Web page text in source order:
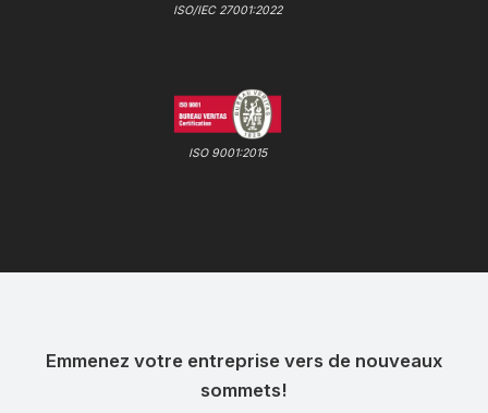
ISO/IEC 27001:2022
ISO 9001:2015
Emmenez votre entreprise vers de nouveaux
sommets!